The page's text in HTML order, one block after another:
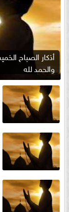
والحمد لله